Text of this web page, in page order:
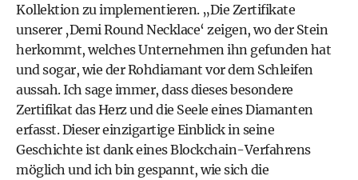
Kollektion zu implementieren. „Die Zertifikate
unserer ‚Demi Round Necklace‘ zeigen, wo der Stein
herkommt, welches Unternehmen ihn gefunden hat
und sogar, wie der Rohdiamant vor dem Schleifen
aussah. Ich sage immer, dass dieses besondere
Zertifikat das Herz und die Seele eines Diamanten
erfasst. Dieser einzigartige Einblick in seine
Geschichte ist dank eines Blockchain-Verfahrens
möglich und ich bin gespannt, wie sich die